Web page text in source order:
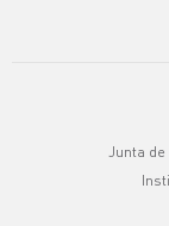
Junta de